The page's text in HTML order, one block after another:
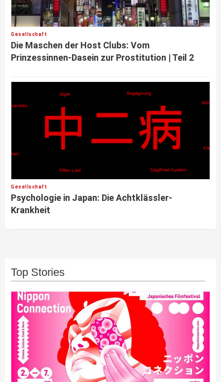
Gesellschaft
Die Maschen der Host Clubs: Vom
Prinzessinnen-Dasein zur Prostitution | Teil 2
Gesellschaft
Psychologie in Japan: Die Achtklässler-
Krankheit
Top Stories